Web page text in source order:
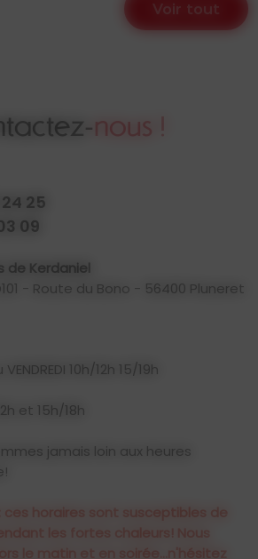
Voir tout
nous !
25
09
de Kerdaniel
- Route du Bono - 56400 Pluneret
10h/12h 15/19h
et 15h/18h
jamais loin aux heures
ces horaires sont susceptibles de